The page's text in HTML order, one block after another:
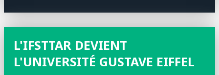
L'IFSTTAR DEVIENT
L'UNIVERSITÉ GUSTAVE EIFFEL